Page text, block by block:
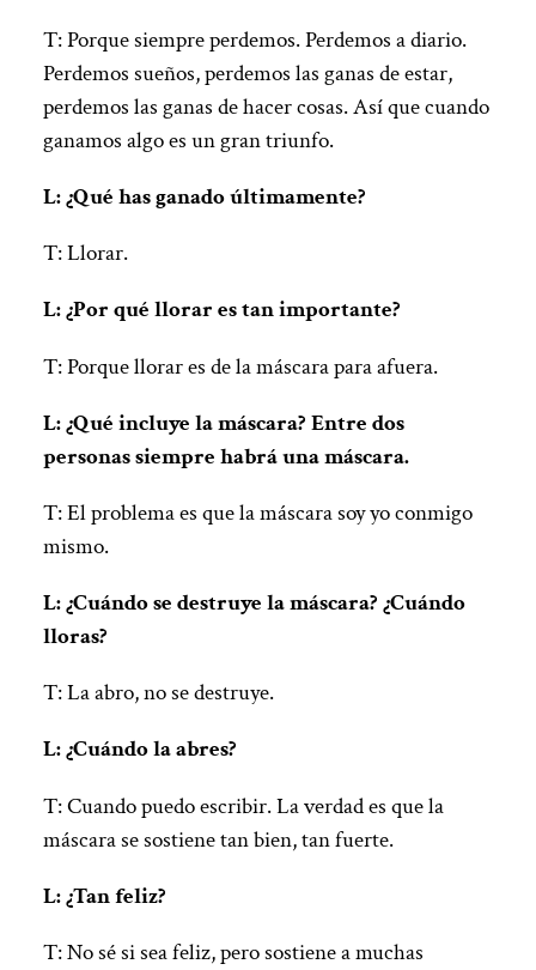
T: Porque siempre perdemos. Perdemos a diario.
Perdemos sueños, perdemos las ganas de estar,
perdemos las ganas de hacer cosas. Así que cuando
ganamos algo es un gran triunfo.
L: ¿Qué has ganado últimamente?
T: Llorar.
L: ¿Por qué llorar es tan importante?
T: Porque llorar es de la máscara para afuera.
L: ¿Qué incluye la máscara? Entre dos
personas siempre habrá una máscara.
T: El problema es que la máscara soy yo conmigo
mismo.
L: ¿Cuándo se destruye la máscara? ¿Cuándo
lloras?
T: La abro, no se destruye.
L: ¿Cuándo la abres?
T: Cuando puedo escribir. La verdad es que la
máscara se sostiene tan bien, tan fuerte.
L: ¿Tan feliz?
T: No sé si sea feliz, pero sostiene a muchas